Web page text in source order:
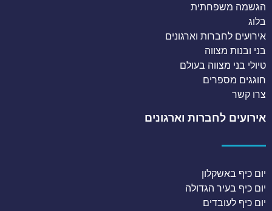
הגשמה משפחתית
בלוג
אירועים לחברות וארגונים
בני ובנות מצווה
טיולי בני מצווה בעולם
חוגגים מספרים
צרו קשר
אירועים לחברות וארגונים
יום כיף באשקלון
יום כיף בעיר הגדולה
יום כיף לעובדים